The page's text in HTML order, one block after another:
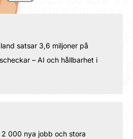
satsar 3,6 miljoner på
– AI och hållbarhet i
000 nya jobb och stora